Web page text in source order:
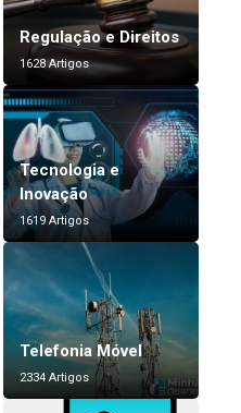
Regulação e Direitos
1628 Artigos
Tecnologia e
Inovação
1619 Artigos
Telefonia Móvel
2334 Artigos